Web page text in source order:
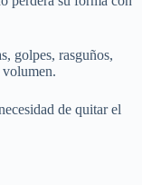
golpes, rasguños,
volumen.
de quitar el